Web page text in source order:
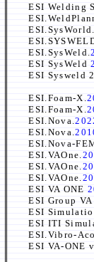
ESI Welding
ESI.SysWorld.
ESI.SysWeld.
ESI SysWeld
ESI Sysweld
ESI.Foam-X.
ESI.Foam-X.
ESI.Nova.
ESI.Nova.
ESI.Nova-
ESI.VAOne.
ESI.VAOne.
ESI.VAOne.
ESI VA ONE
ESI Group
ESI
ESI ITI
ESI.Vibro-
ESI VA-ONE